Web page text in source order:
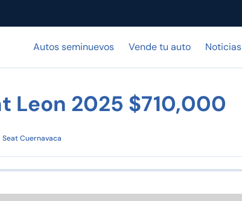
Autos seminuevos Vende tu auto Noticias
Leon 2025 $710,000
Seat Cuernavaca